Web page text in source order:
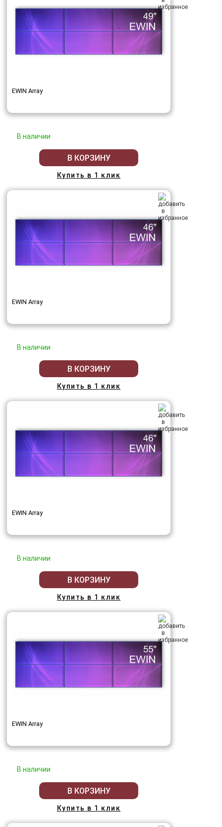
EWIN Array
В наличии
В КОРЗИНУ
Купить в 1 клик
EWIN Array
В наличии
В КОРЗИНУ
Купить в 1 клик
EWIN Array
В наличии
В КОРЗИНУ
Купить в 1 клик
EWIN Array
В наличии
В КОРЗИНУ
Купить в 1 клик